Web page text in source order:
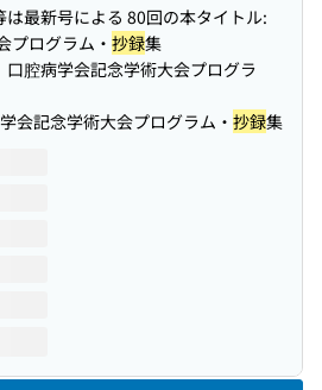
は最新号による 80回の本タイトル:
プログラム・ 抄録集
口腔病学会記念学術大会プログラ
会記念学術大会プログラム・ 抄録集